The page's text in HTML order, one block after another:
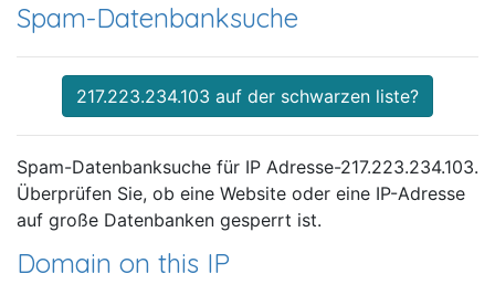
Spam-Datenbanksuche
217.223.234.103 auf der schwarzen liste?
Spam-Datenbanksuche für IP Adresse-217.223.234.103.
Überprüfen Sie, ob eine Website oder eine IP-Adresse
auf große Datenbanken gesperrt ist.
Domain on this IP